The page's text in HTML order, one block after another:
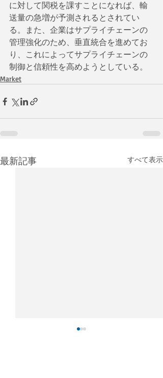
に対して関税を課すことになれば、輸
送量の急増が予測されるとされてい
る。また、企業はサプライチェーンの
管理強化のため、垂直統合を進めてお
り、これによってサプライチェーンの
制御と信頼性を高めようとしている。
Market
最新記事 すべて表示